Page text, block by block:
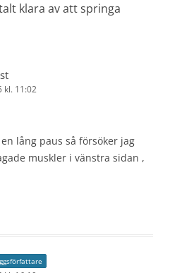
klara av att springa
kl. 11:02
lång paus så försöker jag
muskler i vänstra sidan ,